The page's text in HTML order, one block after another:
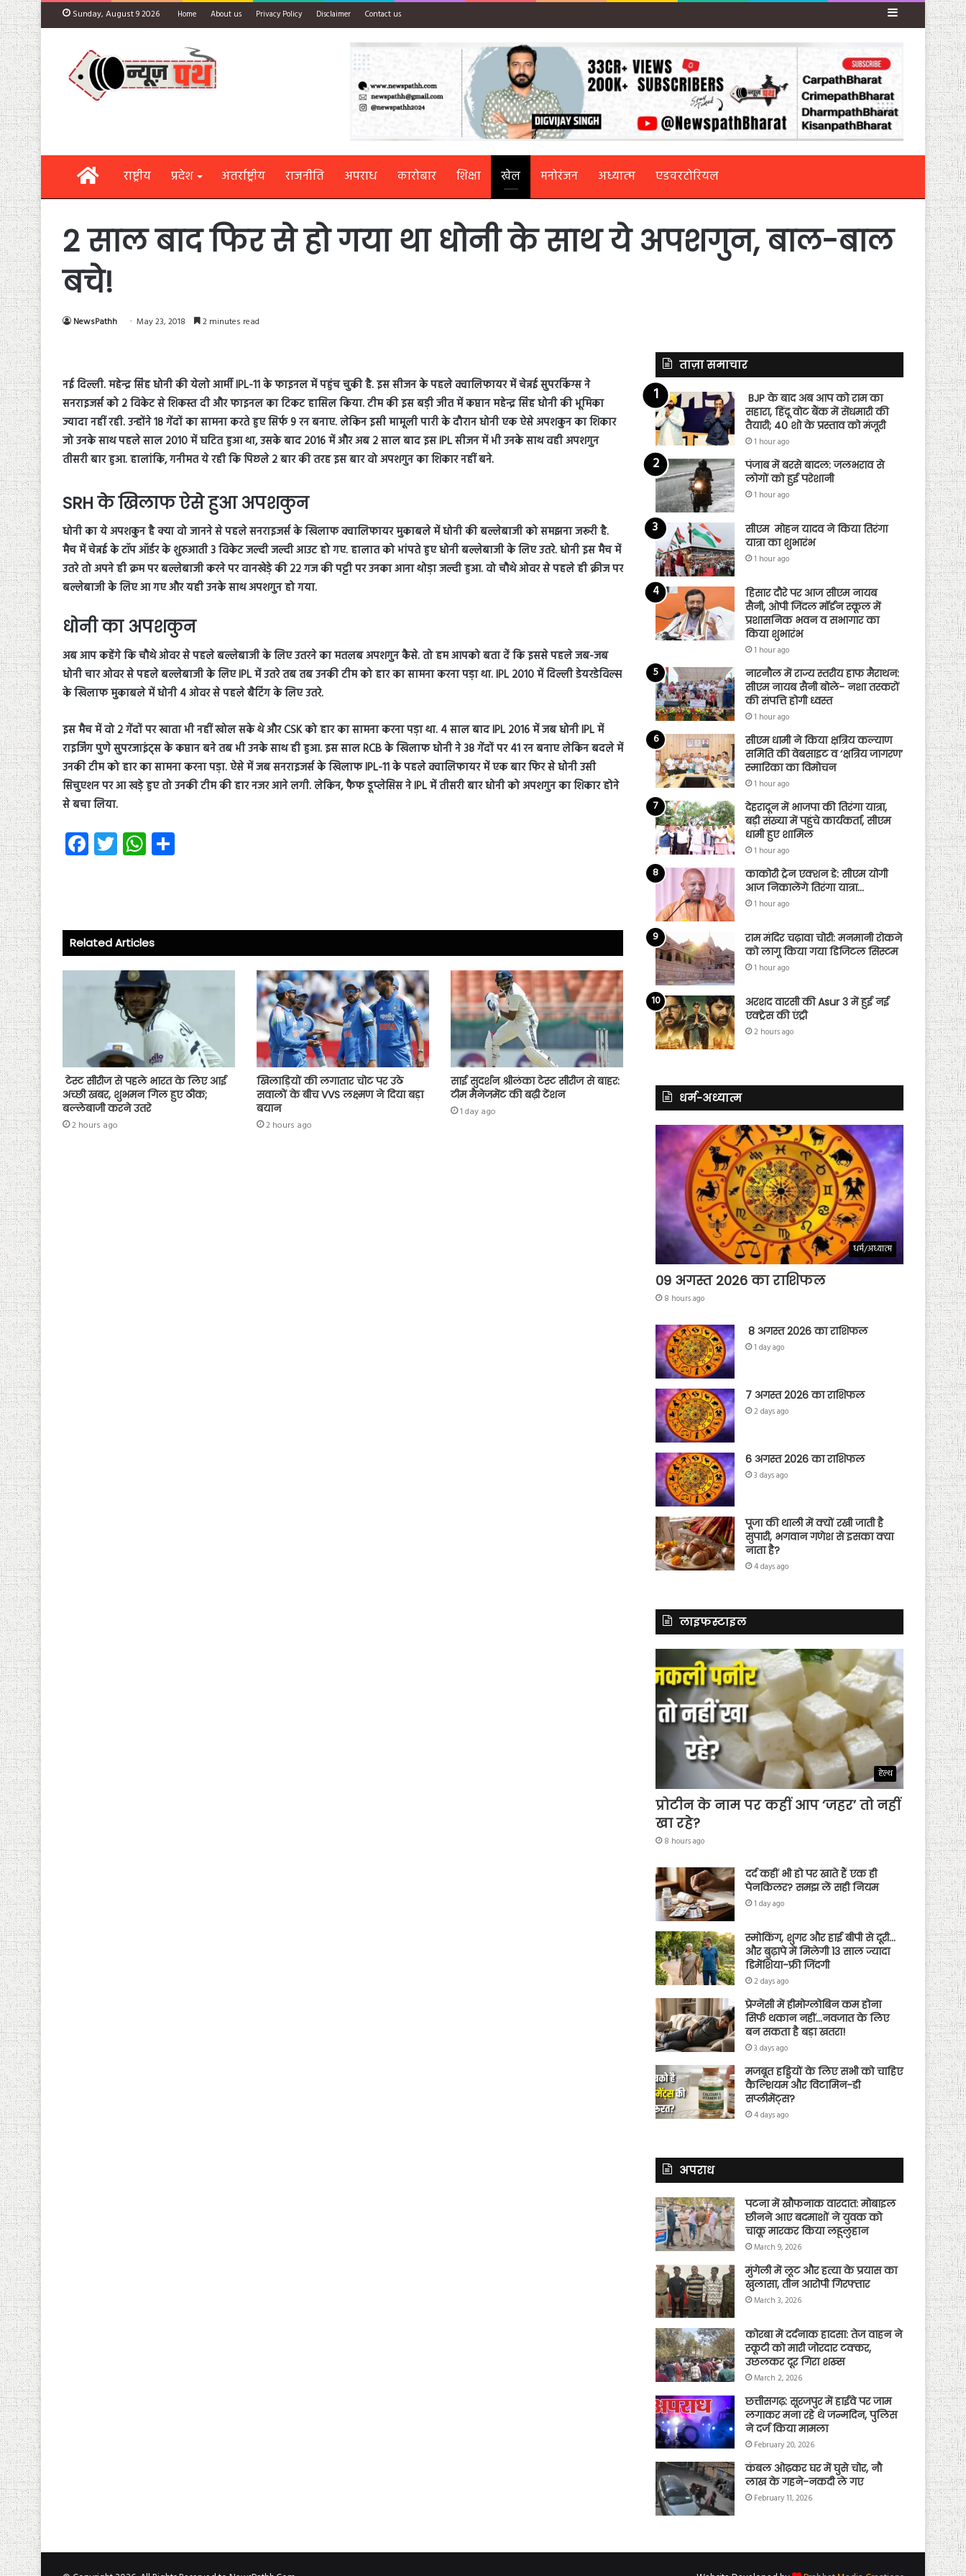
Sunday, August 9 2026 Home About us Privacy Policy Disclaimer Contact us Sidebar
Homeराष्ट्रीय प्रदेश अंतर्राष्ट्रीय राजनीति अपराध कारोबार शिक्षा खेल मनोरंजन अध्यात्म एडवरटोरियल
2 साल बाद फिर से हो गया था धोनी के साथ ये अपशगुन, बाल-बाल
बचे!
NewsPathh May 23, 2018 2 minutes read
नई दिल्ली. महेन्द्र सिंह धोनी की येलो आर्मी IPL-11 के फाइनल में पहुंच चुकी है. इस सीजन के पहले क्वालिफायर में चेन्नई सुपरकिंग्स ने
सनराइजर्स को 2 विकेट से शिकस्त दी और फाइनल का टिकट हासिल किया. टीम की इस बड़ी जीत में कप्तान महेन्द्र सिंह धोनी की भूमिका
ज्यादा नहीं रही. उन्होंने 18 गेंदों का सामना करते हुए सिर्फ 9 रन बनाए. लेकिन इसी मामूली पारी के दौरान धोनी एक ऐसे अपशकुन का शिकार
जो उनके साथ पहले साल 2010 में घटित हुआ था, उसके बाद 2016 में और अब 2 साल बाद इस IPL सीजन में भी उनके साथ वही अपशगुन
तीसरी बार हुआ. हालांकि, गनीमत ये रही कि पिछले 2 बार की तरह इस बार वो अपशगुन का शिकार नहीं बने.
SRH के खिलाफ ऐसे हुआ अपशकुन
धोनी का ये अपशकुन है क्या वो जानने से पहले सनराइजर्स के खिलाफ क्वालिफायर मुकाबले में धोनी की बल्लेबाजी को समझना जरूरी है.
मैच में चेन्नई के टॉप ऑर्डर के शुरुआती 3 विकेट जल्दी जल्दी आउट हो गए. हालात को भांपते हुए धोनी बल्लेबाजी के लिए उतरे. धोनी इस मैच में
उतरे तो अपने ही क्रम पर बल्लेबाजी करने पर वानखेड़े की 22 गज की पट्टी पर उनका आना थोड़ा जल्दी हुआ. वो चौथे ओवर से पहले ही क्रीज पर
बल्लेबाजी के लिए आ गए और यही उनके साथ अपशगुन हो गया.
धोनी का अपशकुन
अब आप कहेंगे कि चौथे ओवर से पहले बल्लेबाजी के लिए उतरने का मतलब अपशगुन कैसे. तो हम आपको बता दें कि इससे पहले जब-जब
धोनी चार ओवर से पहले बल्लेबाजी के लिए IPL में उतरे तब तब उनकी टीम को हार का सामना करना पड़ा था. IPL 2010 में दिल्ली डेयरडेविल्स
के खिलाफ मुकाबले में धोनी 4 ओवर से पहले बैटिंग के लिए उतरे.
इस मैच में वो 2 गेंदों पर खाता भी नहीं खोल सके थे और CSK को हार का सामना करना पड़ा था. 4 साल बाद IPL 2016 में जब धोनी IPL में
राइजिंग पुणे सुपरजाइंट्स के कप्तान बने तब भी उनके साथ ही हुआ. इस साल RCB के खिलाफ धोनी ने 38 गेंदों पर 41 रन बनाए लेकिन बदले में
उनकी टीम को हार का सामना करना पड़ा.ऐसे में जब सनराइजर्स के खिलाफ IPL-11 के पहले क्वालिफायर में एक बार फिर से धोनी उसी
सिचुएशन पर आ खड़े हुए तो उनकी टीम की हार नजर आने लगी. लेकिन, फैफ डूप्लेसिस ने IPL में तीसरी बार धोनी को अपशगुन का शिकार होने
से बचा लिया.
Fa
ce
ok
T
wi
W
ha
p
p
Related Articles
टेस्ट सीरीज से पहले भारत के लिए आई
अच्छी खबर, शुभमन गिल हुए ठीक;
बल्लेबाजी करने उतरे
2 hours ago
खिलाड़ियों की लगातार चोट पर उठे
सवालों के बीच VVS लक्ष्मण ने दिया बड़ा
बयान
2 hours ago
साई सुदर्शन श्रीलंका टेस्ट सीरीज से बाहर:
टीम मैनेजमेंट की बढ़ी टेंशन
1 day ago
ताज़ा समाचार
BJP के बाद अब आप को राम का
सहारा, हिंदू वोट बैंक में सेंधमारी की
तैयारी; 40 शो के प्रस्ताव को मंजूरी
1 hour ago
पंजाब में बरसे बादल: जलभराव से
लोगों को हुई परेशानी
1 hour ago
सीएम मोहन यादव ने किया तिरंगा
यात्रा का शुभारंभ
1 hour ago
हिसार दौरे पर आज सीएम नायब
सैनी, ओपी जिंदल मॉर्डन स्कूल में
प्रशासनिक भवन व सभागार का
किया शुभारंभ
1 hour ago
नारनौल में राज्य स्तरीय हाफ मैराथन:
सीएम नायब सैनी बोले- नशा तस्करों
की संपत्ति होगी ध्वस्त
1 hour ago
सीएम धामी ने किया क्षत्रिय कल्याण
समिति की वेबसाइट व ‘क्षत्रिय जागरण’
स्मारिका का विमोचन
1 hour ago
देहरादून में भाजपा की तिरंगा यात्रा,
बड़ी संख्या में पहुंचे कार्यकर्ता, सीएम
धामी हुए शामिल
1 hour ago
काकोरी ट्रेन एक्शन डे: सीएम योगी
आज निकालेंगे तिरंगा यात्रा…
1 hour ago
राम मंदिर चढ़ावा चोरी: मनमानी रोकने
को लागू किया गया डिजिटल सिस्टम
1 hour ago
अरशद वारसी की Asur 3 में हुई नई
एक्ट्रेस की एंट्री
2 hours ago
धर्म-अध्यात्म
धर्म/अध्यात्म
09 अगस्त 2026 का राशिफल
8 hours ago
8 अगस्त 2026 का राशिफल
1 day ago
7 अगस्त 2026 का राशिफल
2 days ago
6 अगस्त 2026 का राशिफल
3 days ago
पूजा की थाली में क्यों रखी जाती है
सुपारी, भगवान गणेश से इसका क्या
नाता है?
4 days ago
लाइफस्टाइल
हेल्थ
प्रोटीन के नाम पर कहीं आप ‘जहर’ तो नहीं
खा रहे?
8 hours ago
दर्द कहीं भी हो पर खाते हैं एक ही
पेनकिलर? समझ लें सही नियम
1 day ago
स्मोकिंग, शुगर और हाई बीपी से दूरी…
और बुढ़ापे में मिलेगी 13 साल ज्यादा
डिमेंशिया-फ्री जिंदगी
2 days ago
प्रेग्नेंसी में हीमोग्लोबिन कम होना
सिर्फ थकान नहीं…नवजात के लिए
बन सकता है बड़ा खतरा!
3 days ago
मजबूत हड्डियों के लिए सभी को चाहिए
कैल्शियम और विटामिन-डी
सप्लीमेंट्स?
4 days ago
अपराध
पटना में खौफनाक वारदात: मोबाइल
छीनने आए बदमाशों ने युवक को
चाकू मारकर किया लहूलुहान
March 9, 2026
मुंगेली में लूट और हत्या के प्रयास का
खुलासा, तीन आरोपी गिरफ्तार
March 3, 2026
कोरबा में दर्दनाक हादसा: तेज वाहन ने
स्कूटी को मारी जोरदार टक्कर,
उछलकर दूर गिरा शख्स
March 2, 2026
छत्तीसगढ़: सूरजपुर में हाईवे पर जाम
लगाकर मना रहे थे जन्मदिन, पुलिस
ने दर्ज किया मामला
February 20, 2026
कंबल ओढ़कर घर में घुसे चोर, नौ
लाख के गहने-नकदी ले गए
February 11, 2026